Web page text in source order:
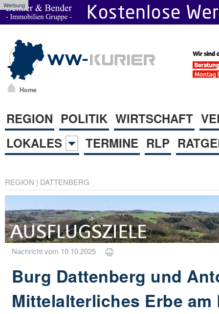
Werbung
Home
REGION POLITIK WIRTSCHAFT
LOKALES
TERMINE RLP
REGION | DATTENBERG
Nachricht vom 10.10.2025
Burg Dattenberg und
Mittelalterliches Erbe am